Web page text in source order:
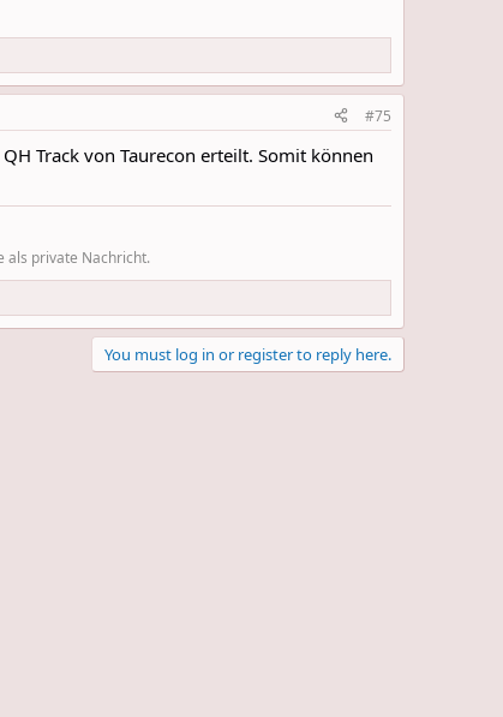
#75
Track von Taurecon erteilt. Somit können
als private Nachricht.
You must log in or register to reply here.